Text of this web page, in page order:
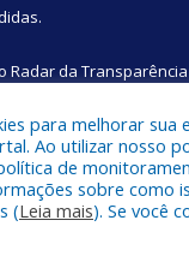
Radar da
reservados a Câmara
Sebastião da Boa Vista.
para melhorar sua
Ao utilizar nosso
de
sobre como
(Leia mais). Se você